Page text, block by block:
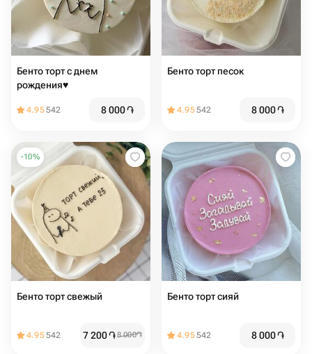
Бенто торт с днем
рождения♥️
4.95542 8 000֏
Бенто торт песок
4.95542 8 000֏
-10%
Бенто торт свежый
4.95542 7 200֏8 000֏
Бенто торт сияй
4.95542 8 000֏